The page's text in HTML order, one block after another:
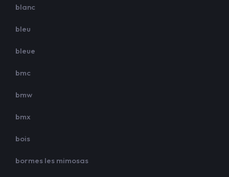
blanc
bleu
bleue
bmc
bmw
bmx
bois
bormes les mimosas